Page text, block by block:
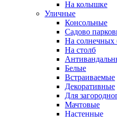
На колышке
Уличные
Консольные
Садово
На солнечных
На столб
Белые
Встраиваемые
Декоративные
Для
Мачтовые
Настенные